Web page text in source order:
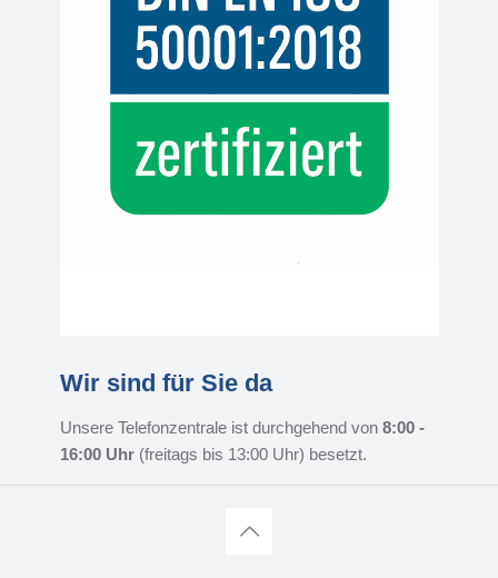
Wir sind für Sie da
Unsere Telefonzentrale ist durchgehend von 8:00 -
16:00 Uhr(freitags bis 13:00 Uhr) besetzt.